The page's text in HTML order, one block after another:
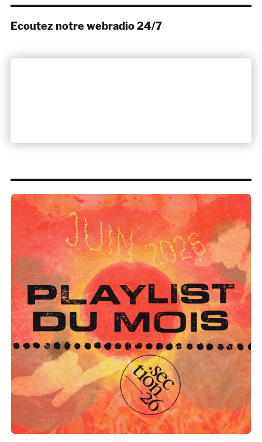
Ecoutez notre webradio 24/7